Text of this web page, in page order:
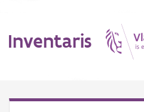
Inventaris